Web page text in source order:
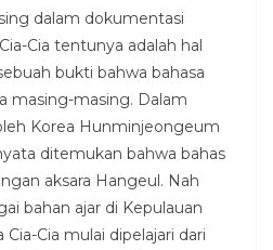
dalam dokumentasi
Cia tentunya adalah hal
bukti bahwa bahasa
masing-masing. Dalam
Korea Hunminjeongeum
ditemukan bahwa bahas
aksara Hangeul. Nah
bahan ajar di Kepulauan
Cia mulai dipelajari dari